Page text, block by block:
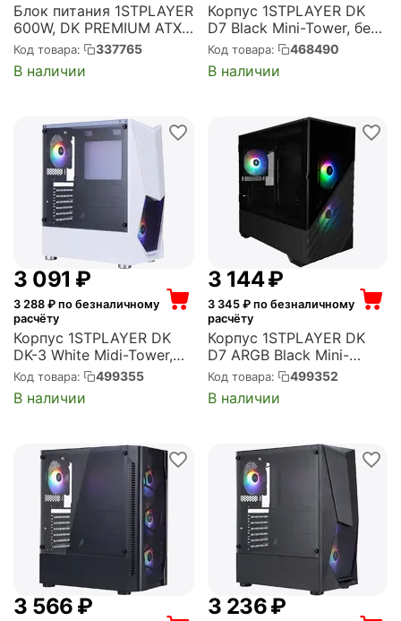
Блок питания 1STPLAYER
600W, DK PREMIUM ATX,
активный PFC, 120 мм,
80 PLUS Bronze (PS-
600AX)
Код товара: 337765
В наличии
Корпус 1STPLAYER DK
D7 Black Mini-Tower, без
БП, с окном, подсветка,
1xUSB 2.0, 1xUSB 3.0,
чёрный (D7-BK-3F1)
Код товара: 468490
В наличии
3 091 ₽
3 288 ₽ по безналичному
расчёту
Корпус 1STPLAYER DK
DK-3 White Midi-Tower,
без БП, с окном,
подсветка, 2xUSB 2.0,
1xUSB 3.0, белый (DK-3-
Код товара: 499355
В наличии
3 144₽
3 345₽ по безналичному
расчёту
Корпус 1STPLAYER DK
D7 ARGB Black Mini-
Tower, без БП, с окном,
подсветка, 1xUSB 2.0,
1xUSB 3.0, чёрный (D7-
Код товара: 499352
В наличии
3 566 ₽ 3 236₽